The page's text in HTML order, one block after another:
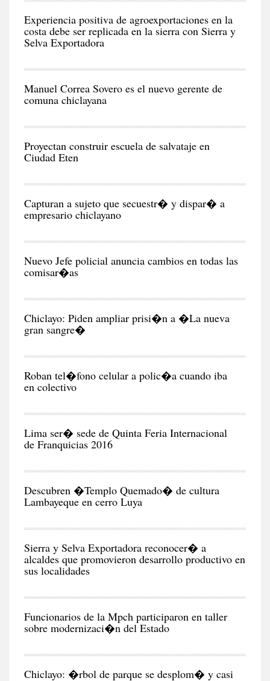
Experiencia positiva de agroexportaciones en la
costa debe ser replicada en la sierra con Sierra y
Selva Exportadora
Manuel Correa Sovero es el nuevo gerente de
comuna chiclayana
Proyectan construir escuela de salvataje en
Ciudad Eten
Capturan a sujeto que secuestr� y dispar� a
empresario chiclayano
Nuevo Jefe policial anuncia cambios en todas las
comisar�as
Chiclayo: Piden ampliar prisi�n a �La nueva
gran sangre�
Roban tel�fono celular a polic�a cuando iba
en colectivo
Lima ser� sede de Quinta Feria Internacional
de Franquicias 2016
Descubren �Templo Quemado� de cultura
Lambayeque en cerro Luya
Sierra y Selva Exportadora reconocer� a
alcaldes que promovieron desarrollo productivo en
sus localidades
Funcionarios de la Mpch participaron en taller
sobre modernizaci�n del Estado
Chiclayo: �rbol de parque se desplom� y casi